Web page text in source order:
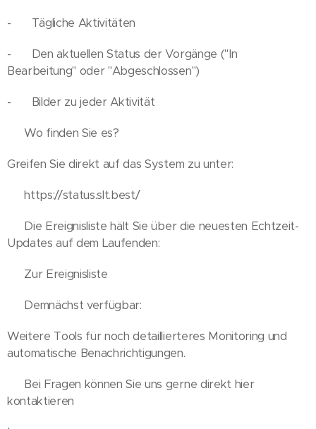
- 📝 Tägliche Aktivitäten
- 🕒 Den aktuellen Status der Vorgänge ("In
Bearbeitung" oder "Abgeschlossen")
- 📸 Bilder zu jeder Aktivität
🔹 Wo finden Sie es?
Greifen Sie direkt auf das System zu unter:
🔗 https://status.slt.best/
🔹 Die Ereignisliste hält Sie über die neuesten Echtzeit-
Updates auf dem Laufenden:
🔗 Zur Ereignisliste
🔹 Demnächst verfügbar:
Weitere Tools für noch detaillierteres Monitoring und
automatische Benachrichtigungen.
💡 Bei Fragen können Sie uns gerne direkt hier
kontaktieren